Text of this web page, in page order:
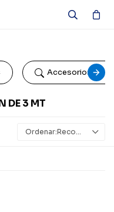
Accesorios de
DE 3 MT
Recomendados